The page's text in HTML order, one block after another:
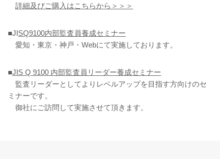
詳細及びご購入はこちらから＞＞＞
■JISQ9100内部監査員養成セミナー
愛知・東京・神戸・Webにて実施しております。
■JIS Q 9100 内部監査員リーダー養成セミナー
監査リーダーとしてよりレベルアップを目指す方向けのセ
ミナーです。
御社にご訪問して実施させて頂きます。